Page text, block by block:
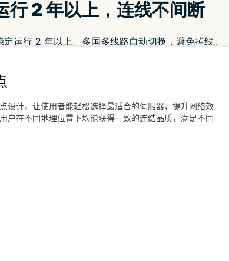
设计，让使用者能轻松选择最适合的伺服器，提升网络效
户在不同地理位置下均能获得一致的连结品质，满足不同